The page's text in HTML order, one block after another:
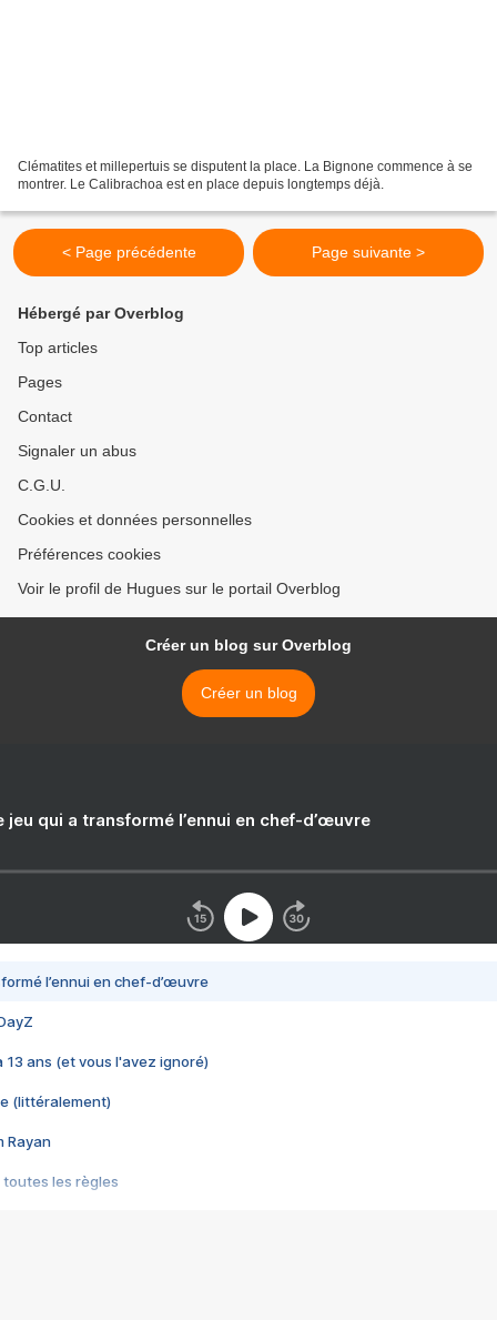
Clématites et millepertuis se disputent la place. La Bignone commence à se
montrer. Le Calibrachoa est en place depuis longtemps déjà.
< Page précédente Page suivante >
Hébergé par Overblog
Top articles
Pages
Contact
Signaler un abus
C.G.U.
Cookies et données personnelles
Préférences cookies
Voir le profil de Hugues sur le portail Overblog
Créer un blog sur Overblog
Créer un blog
jeu qui a transformé l’ennui en chef-d’œuvre
l’ennui en chef-d’œuvre
13 ans (et vous l'avez ignoré)
(littéralement)
Rayan
toutes les règles